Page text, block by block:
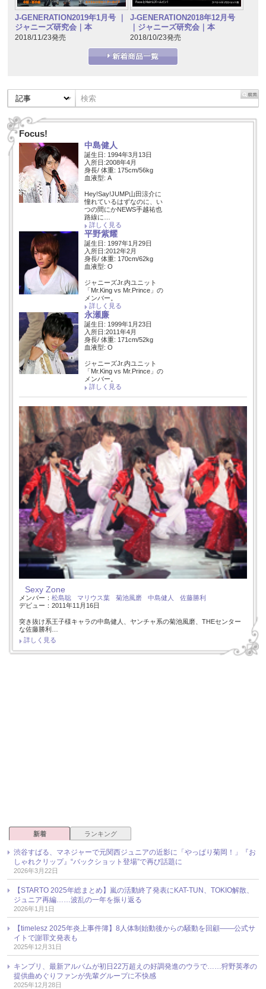
J-GENERATION2019年1月号 ｜
ジャニーズ研究会｜本
2018/11/23発売
J-GENERATION2018年12月号
｜ジャニーズ研究会｜本
2018/10/23発売
Focus!
中島健人
誕生日: 1994年3月13日
入所日:2008年4月
身長/ 体重: 175cm/56kg
血液型: A
Hey!Say!JUMP山田涼介に
憧れているはずなのに、い
つの間にかNEWS手越祐也
路線に…
詳しく見る
平野紫耀
誕生日: 1997年1月29日
入所日:2012年2月
身長/ 体重: 170cm/62kg
血液型: O
ジャニーズJr.内ユニット
「Mr.King vs Mr.Prince」の
メンバー。
詳しく見る
永瀬廉
誕生日: 1999年1月23日
入所日:2011年4月
身長/ 体重: 171cm/52kg
血液型: O
ジャニーズJr.内ユニット
「Mr.King vs Mr.Prince」の
メンバー。
詳しく見る
Sexy Zone
メンバー： 松島聡 マリウス葉 菊池風磨 中島健人
佐藤勝利
デビュー：2011年11月16日
突き抜け系王子様キャラの中島健人、ヤンチャ系の菊池風磨、THEセンター
な佐藤勝利…
詳しく見る
新着 ランキング
渋谷すばる、マネジャーで元関西ジュニアの近影に「やっぱり菊岡！」『お
しゃれクリップ』“バックショット登場”で再び話題に
2026年3月22日
【STARTO 2025年総まとめ】嵐の活動終了発表にKAT-TUN、TOKIO解散、
ジュニア再編……波乱の一年を振り返る
2026年1月1日
【timelesz 2025年炎上事件簿】8人体制始動後からの騒動を回顧――公式サ
イトで謝罪文発表も
2025年12月31日
キンプリ、最新アルバムが初日22万超えの好調発進のウラで……狩野英孝の
提供曲めぐりファンが先輩グループに不快感
2025年12月28日